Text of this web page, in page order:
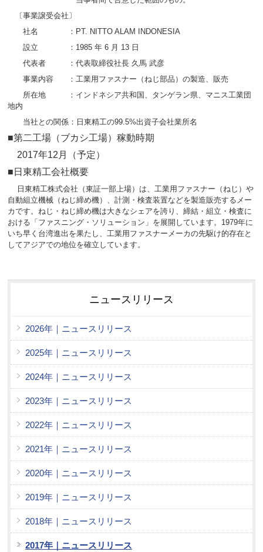
〔事業譲受会社〕
社名 ：PT. NITTO ALAM INDONESIA
設立 ：1985 年 6 月 13 日
代表者 ：代表取締役社長 久馬 武彦
事業内容 ：工業用ファスナー（ねじ部品）の製造、販売
所在地 ：インドネシア共和国、タンゲラン県、マニス工業団
地内
当社との関係：日東精工の99.5%出資子会社業所名
■第二工場（ブカシ工場）稼動時期
2017年12月（予定）
■日東精工会社概要
日東精工株式会社（東証一部上場）は、工業用ファスナー（ねじ）や
自動組立機械（ねじ締め機）、計測・検査装置などを製造販売するメー
カです。ねじ・ねじ締め機は大きなシェアを誇り、締結・組立・検査に
おける「ファスニング・ソリューション」を展開しています。1979年に
いち早く台湾進出を果たし、工業用ファスナーメーカの先駆け的存在と
してアジアでの地位を確立しています。
ニュースリリース
2026年｜ニュースリリース
2025年｜ニュースリリース
2024年｜ニュースリリース
2023年｜ニュースリリース
2022年｜ニュースリリース
2021年｜ニュースリリース
2020年｜ニュースリリース
2019年｜ニュースリリース
2018年｜ニュースリリース
2017年｜ニュースリリース